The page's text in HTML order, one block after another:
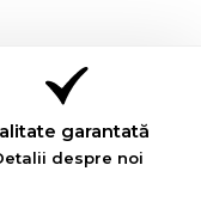
garantată
despre noi